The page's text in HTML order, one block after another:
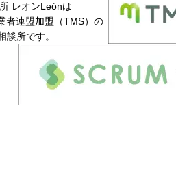
レオンLeónは
者連盟加盟（TMS）の
談所です。